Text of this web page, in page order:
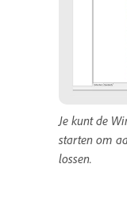
Je kunt de
starten om
lossen.